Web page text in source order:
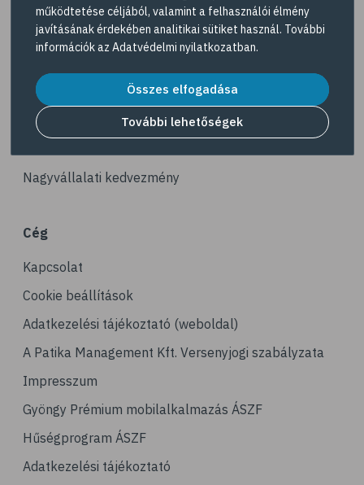
# A-vitamin
# ásványi anyagok
# ízületi fájdalom
# ízületek
# csontok
# porckopás
# csonttörés
# mozgásszervi problémák
# köszvény
# ínhüvelygyulladás
# tél
# vérnyomásmérés
# kardiológia
Navigáció
Dermokozmetikumok
Gyöngy Patika Magazin
Nagyvállalati kedvezmény
Cég
Kapcsolat
Cookie beállítások
Adatkezelési tájékoztató (weboldal)
A Patika Management Kft. Versenyjogi szabályzata
Impresszum
Gyöngy Prémium mobilalkalmazás ÁSZF
Hűségprogram ÁSZF
Adatkezelési tájékoztató
működtetése céljából, valamint a felhasználói élmény
javításának érdekében analitikai sütiket használ. További
információk az Adatvédelmi nyilatkozatban.
Összes elfogadása
További lehetőségek